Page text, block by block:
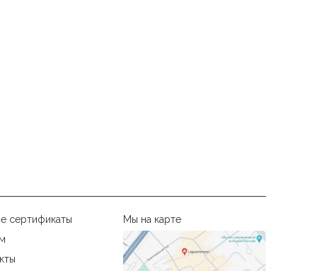
Мы на карте
сертификаты